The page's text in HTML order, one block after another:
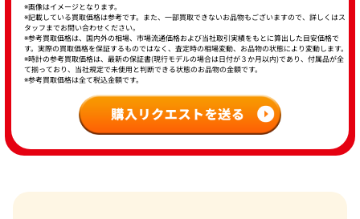
※画像はイメージとなります。
※記載している買取価格は参考です。また、一部買取できないお品物もございますので、詳しくはス
タッフまでお問い合わせください。
※参考買取価格は、国内外の相場、市場流通価格および当社取引実績をもとに算出した目安価格で
す。実際の買取価格を保証するものではなく、査定時の相場変動、お品物の状態により変動します。
※時計の参考買取価格は、最新の保証書(現行モデルの場合は日付が３か月以内)であり、付属品が全
て揃っており、当社規定で未使用と判断できる状態のお品物の金額です。
※参考買取価格は全て税込金額です。